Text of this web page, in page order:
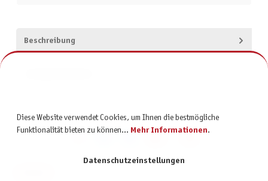
Beschreibung
Diese Website verwendet Cookies, um Ihnen die bestmögliche
Funktionalität bieten zu können... Mehr Informationen.
Datenschutzeinstellungen